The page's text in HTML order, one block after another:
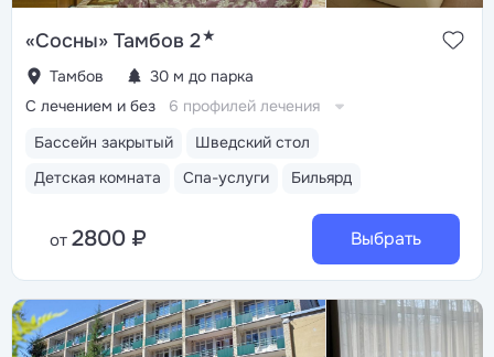
«Сосны» Тамбов 2★
Тамбов 30 м до парка
Бассейн закрытый
Шведский стол
Детская комната
Спа-услуги Бильярд
С лечением и без 6 профилей лечения
от 2800 ₽ Выбрать